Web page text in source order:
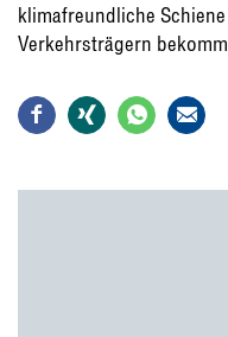
klimafreundliche
Verkehrsträgern